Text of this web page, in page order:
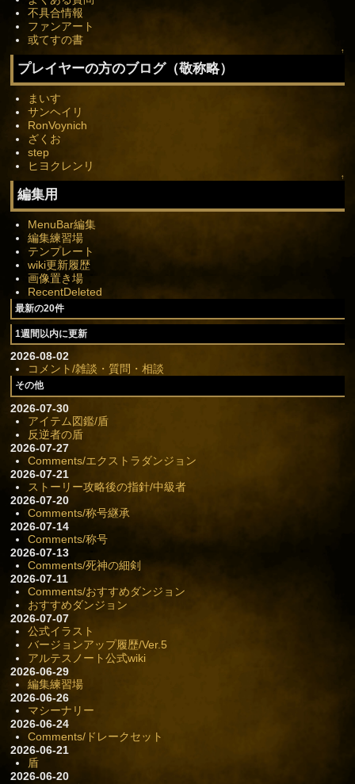
不具合情報
ファンアート
或てすの書
↑
プレイヤーの方のブログ（敬称略）
まいす
サンヘイリ
RonVoynich
ざくお
step
ヒヨクレンリ
↑
編集用
MenuBar編集
編集練習場
テンプレート
wiki更新履歴
画像置き場
RecentDeleted
最新の20件
1週間以内に更新
2026-08-02
コメント/雑談・質問・相談
その他
2026-07-30
アイテム図鑑/盾
反逆者の盾
2026-07-27
Comments/エクストラダンジョン
2026-07-21
ストーリー攻略後の指針/中級者
2026-07-20
Comments/称号継承
2026-07-14
Comments/称号
2026-07-13
Comments/死神の細剣
2026-07-11
Comments/おすすめダンジョン
おすすめダンジョン
2026-07-07
公式イラスト
バージョンアップ履歴/Ver.5
アルテスノート公式wiki
2026-06-29
編集練習場
2026-06-26
マシーナリー
2026-06-24
Comments/ドレークセット
2026-06-21
盾
2026-06-20